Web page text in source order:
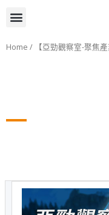
要
選
單
Home / 【亞勁觀察室-聚焦